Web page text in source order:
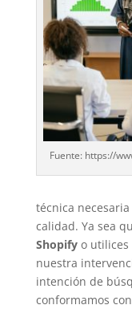
Fuente: https://
técnica
calidad. Ya sea
Shopifyo utilices
nuestra
intención de
conformamos